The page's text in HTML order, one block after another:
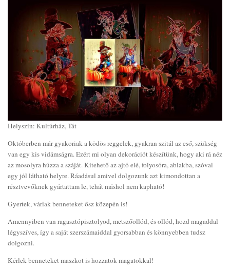
Helyszín: Kultúrház, Tát
Októberben már gyakoriak a ködös reggelek, gyakran szitál az eső, szükség
van egy kis vidámságra. Ezért mi olyan dekorációt készítünk, hogy aki rá néz
az mosolyra húzza a száját. Kitehető az ajtó elé, folyosóra, ablakba, szóval
egy jól látható helyre. Ráadásul amivel dolgozunk azt kimondottan a
résztvevőknek gyártattam le, tehát máshol nem kapható!
Gyertek, várlak benneteket ősz közepén is!
Amennyiben van ragasztópisztolyod, metszőollód, és ollód, hozd magaddal
légyszíves, így a saját szerszámaiddal gyorsabban és könnyebben tudsz
dolgozni.
Kérlek benneteket maszkot is hozzatok magatokkal!